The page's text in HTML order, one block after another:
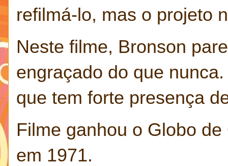
refilmá-lo, mas o projeto
Neste filme, Bronson
engraçado do que
que tem forte presença
Filme ganhou o Globo
em 1971.